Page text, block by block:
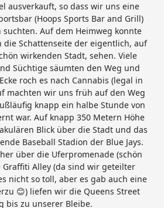
ausverkauft, so dass wir uns eine
(Hoops Sports Bar and Grill)
suchten. Auf dem Heimweg konnte
die Schattenseite der eigentlich, auf
wirkenden Stadt, sehen. Viele
Süchtige säumten den Weg und
roch es nach Cannabis (legal in
machten wir uns früh auf den Weg
knapp ein halbe Stunde von
war. Auf knapp 350 Metern Höhe
Blick über die Stadt und das
Baseball Stadion der Blue Jays.
über die Uferpromenade (schön
Alley (da sind wir geteilter
nicht so toll, aber es gab auch eine
😊) liefen wir die Queens Street
bis zu unserer Bleibe.